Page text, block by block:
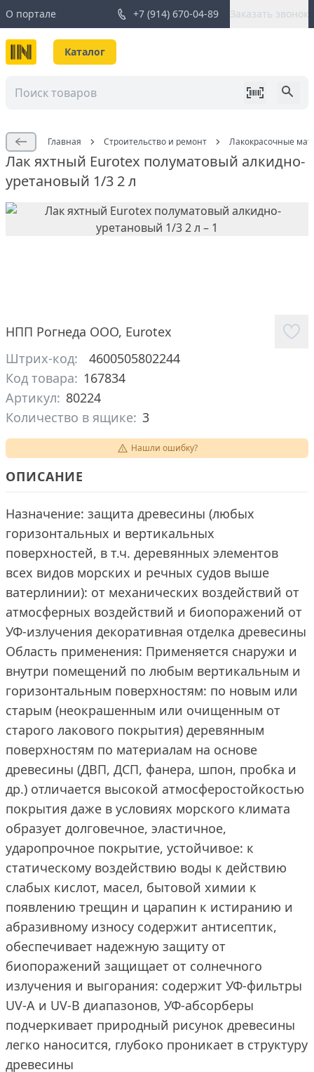
О портале +7 (914) 670-04-89 Заказать звонок
Каталог
Главная Строительство и ремонт Лакокрасочные
Лак яхтный Eurotex полуматовый алкидно-
уретановый 1/3 2 л
НПП Рогнеда ООО, Eurotex
Штрих-код:
4600505802244
Код товара: 167834
Артикул: 80224
Количество в ящике: 3
Нашли ошибку?
ОПИСАНИЕ
Назначение: защита древесины (любых
горизонтальных и вертикальных
поверхностей, в т.ч. деревянных элементов
всех видов морских и речных судов выше
ватерлинии): от механических воздействий от
атмосферных воздействий и биопоражений от
УФ-излучения декоративная отделка древесины
Область применения: Применяется снаружи и
внутри помещений по любым вертикальным и
горизонтальным поверхностям: по новым или
старым (неокрашенным или очищенным от
старого лакового покрытия) деревянным
поверхностям по материалам на основе
древесины (ДВП, ДСП, фанера, шпон, пробка и
др.) отличается высокой атмосферостойкостью
покрытия даже в условиях морского климата
образует долговечное, эластичное,
ударопрочное покрытие, устойчивое: к
статическому воздействию воды к действию
слабых кислот, масел, бытовой химии к
появлению трещин и царапин к истиранию и
абразивному износу содержит антисептик,
обеспечивает надежную защиту от
биопоражений защищает от солнечного
излучения и выгорания: содержит УФ-фильтры
UV-A и UV-B диапазонов, УФ-абсорберы
подчеркивает природный рисунок древесины
легко наносится, глубоко проникает в структуру
древесины